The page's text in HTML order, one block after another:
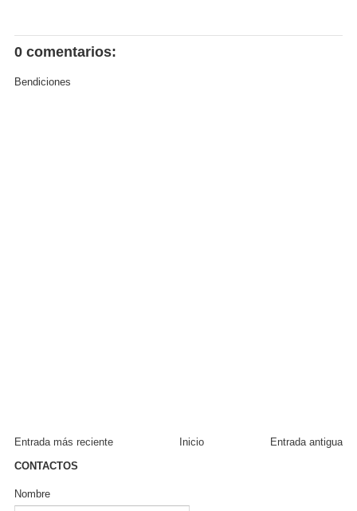
0 comentarios:
Bendiciones
Entrada más reciente Entrada antigua
Inicio
CONTACTOS
Nombre